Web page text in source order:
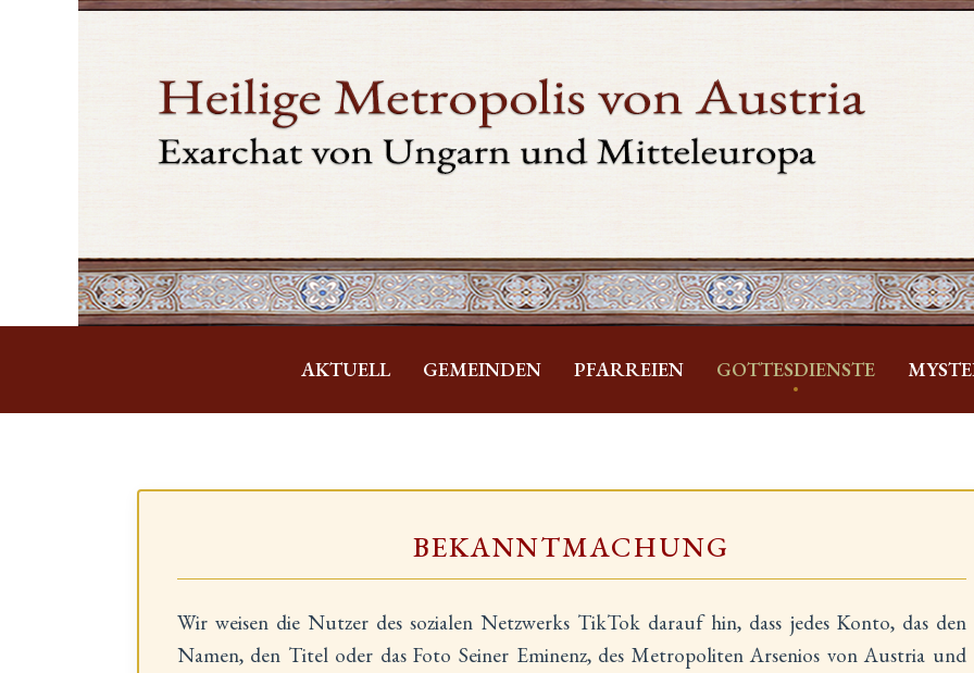
AKTUELL GEMEINDEN PFARREIEN GOTTESDIENSTE
BEKANNTMACHUNG
Wir weisen die Nutzer des sozialen Netzwerks TikTok darauf hin, dass jedes Konto, das den
Namen, den Titel oder das Foto Seiner Eminenz, des Metropoliten Arsenios von Austria und